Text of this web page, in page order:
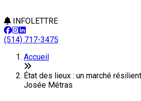
INFOLETTRE
(514) 717-3475
Accueil
État des lieux : un marché
Josée Métras